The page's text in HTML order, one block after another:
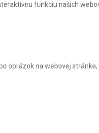
funkciu našich
obrázok na webovej